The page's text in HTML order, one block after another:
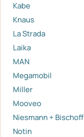
Kabe
Knaus
La Strada
Laika
MAN
Megamobil
Miller
Mooveo
Niesmann + Bischoff
Notin